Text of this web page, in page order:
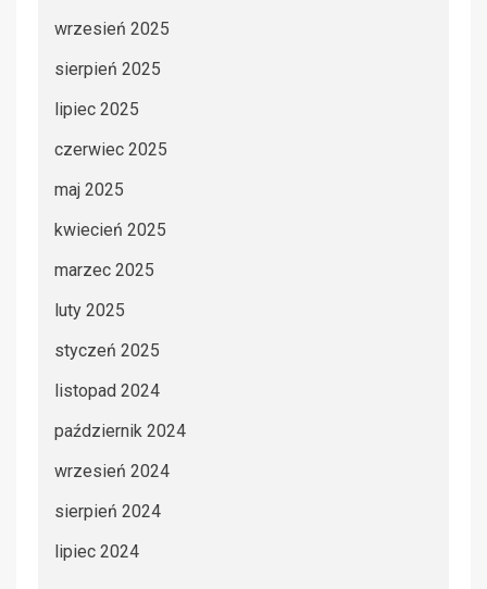
wrzesień 2025
sierpień 2025
lipiec 2025
czerwiec 2025
maj 2025
kwiecień 2025
marzec 2025
luty 2025
styczeń 2025
listopad 2024
październik 2024
wrzesień 2024
sierpień 2024
lipiec 2024